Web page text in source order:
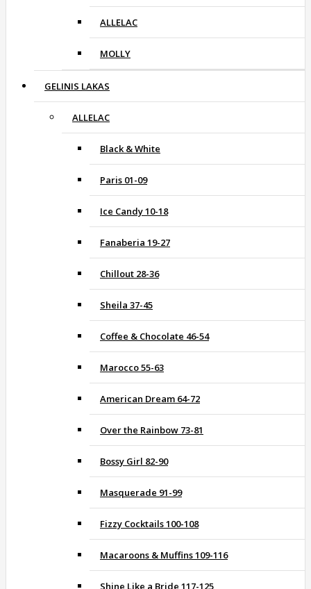
ALLELAC
MOLLY
GELINIS LAKAS
ALLELAC
Black & White
Paris 01-09
Ice Candy 10-18
Fanaberia 19-27
Chillout 28-36
Sheila 37-45
Coffee & Chocolate 46-54
Marocco 55-63
American Dream 64-72
Over the Rainbow 73-81
Bossy Girl 82-90
Masquerade 91-99
Fizzy Cocktails 100-108
Macaroons & Muffins 109-116
Shine Like a Bride 117-125